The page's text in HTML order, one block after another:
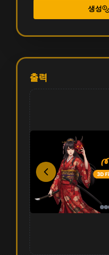
생성
출력